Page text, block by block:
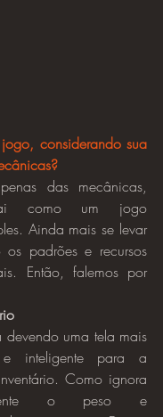
considerando sua
como um jogo
Ainda mais se levar
os padrões e recursos
Então, falemos por
uma tela mais
e inteligente para a
Como ignora
o peso e